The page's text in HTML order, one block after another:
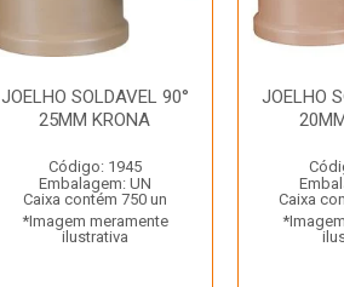
JOELHO SOLDAVEL 90°
25MM KRONA
Código: 1945
Embalagem: UN
Caixa contém 750 un
*Imagem meramente
ilustrativa
JOELHO
Caixa